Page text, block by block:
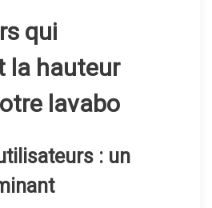
qui
la hauteur
lavabo
: un